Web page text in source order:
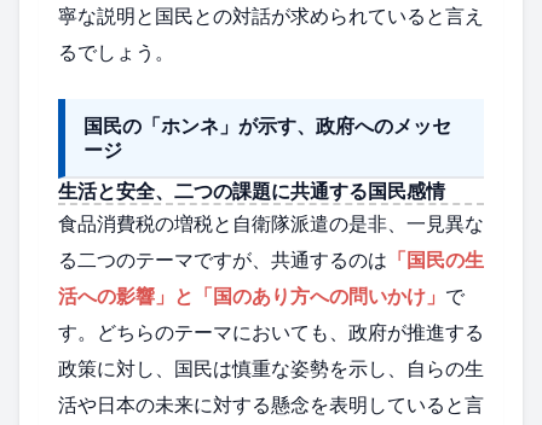
寧な説明と国民との対話が求められていると言え
るでしょう。
国民の「ホンネ」が示す、政府へのメッセ
ージ
生活と安全、二つの課題に共通する国民感情
食品消費税の増税と自衛隊派遣の是非、一見異な
る二つのテーマですが、共通するのは 「国民の生
活への影響」と「国のあり方への問いかけ」 で
す。どちらのテーマにおいても、政府が推進する
政策に対し、国民は慎重な姿勢を示し、自らの生
活や日本の未来に対する懸念を表明していると言